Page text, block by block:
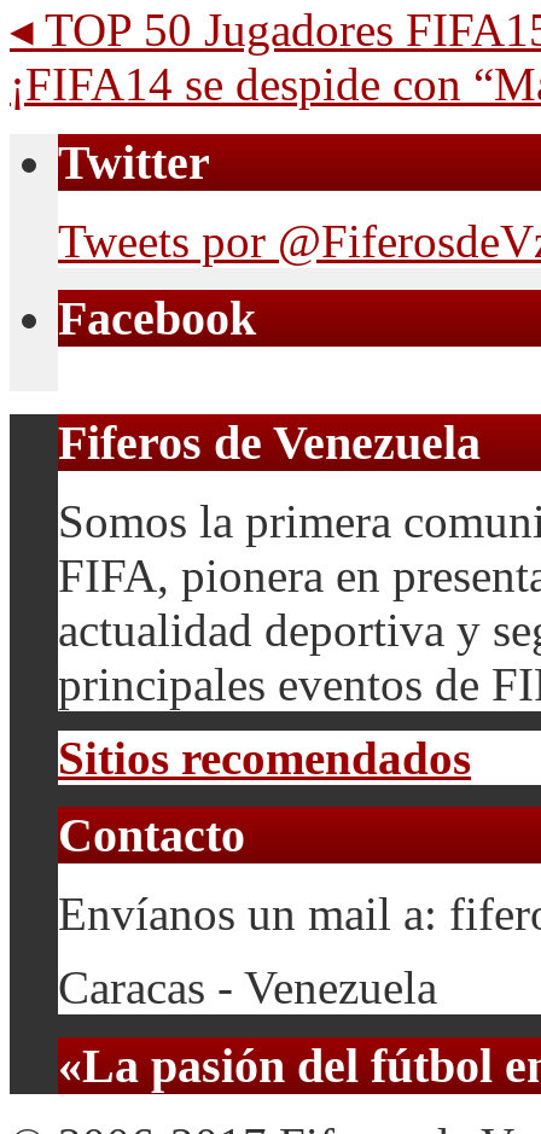
◂ TOP 50 Jugadores
¡FIFA14 se despide con
Twitter
Tweets por
Facebook
Fiferos de Venezuela
Somos la primera
FIFA, pionera en
actualidad deportiva y
principales eventos de
Sitios recomendados
Contacto
Envíanos un mail a:
Caracas - Venezuela
«La pasión del fútbol